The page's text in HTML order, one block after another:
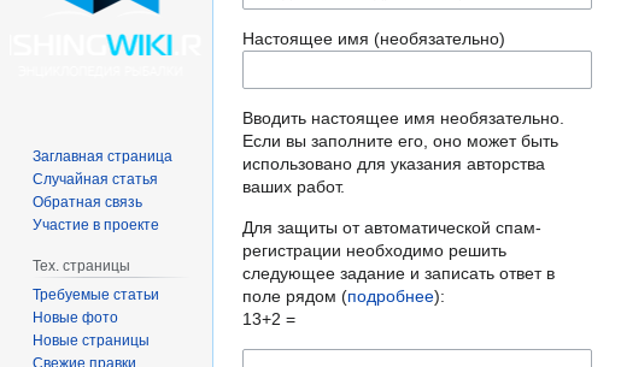
Настоящее имя (необязательно)
Вводить настоящее имя необязательно.
Если вы заполните его, оно может быть
использовано для указания авторства
ваших работ.
Для защиты от автоматической спам-
регистрации необходимо решить
следующее задание и записать ответ в
поле рядом (подробнее):
13+2 =
Заглавная страница
Случайная статья
Обратная связь
Участие в проекте
Тех. страницы
Требуемые статьи
Новые фото
Новые страницы